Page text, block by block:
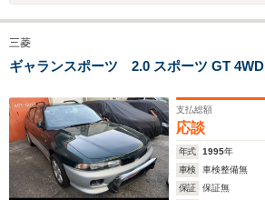
三菱
ギャランスポーツ 2.0 スポーツ GT 4WD
支払総額
応談
年式 1995年
車検
車検整備無
保証
保証無